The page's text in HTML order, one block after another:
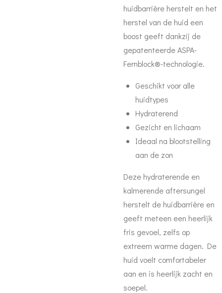
huidbarrière herstelt en het
herstel van de huid een
boost geeft dankzij de
gepatenteerde ASPA-
Fernblock®-technologie.
Geschikt voor alle
huidtypes
Hydraterend
Gezicht en lichaam
Ideaal na blootstelling
aan de zon
Deze hydraterende en
kalmerende aftersungel
herstelt de huidbarrière en
geeft meteen een heerlijk
fris gevoel, zelfs op
extreem warme dagen. De
huid voelt comfortabeler
aan en is heerlijk zacht en
soepel.